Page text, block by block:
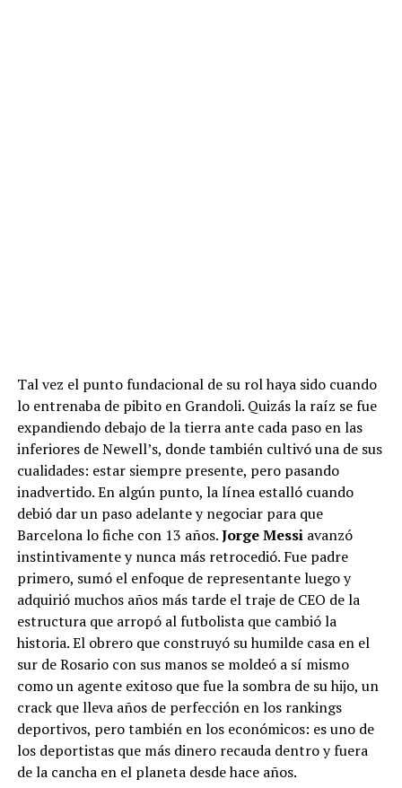
No obstante, a pesar de su juventud, Messi ya había sido
apuntado en varias ocasiones como una gran promesa
del fútbol mundial. «Máximo, máximo, en dos años Leo
ya estará en la Primera de Barcelona dando espectáculo
y será una súper estrella mundial», dijo en agosto de
2003 a El Gráfico Carles Rexach, ex entrenador del
Barcelona, quien impulsó al club a contratar al
argentino de 12 años que había llegado hasta Cataluña
Tal vez el punto fundacional de su rol haya sido cuando
lo entrenaba de pibito en Grandoli. Quizás la raíz se fue
expandiendo debajo de la tierra ante cada paso en las
inferiores de Newell’s, donde también cultivó una de sus
cualidades: estar siempre presente, pero pasando
inadvertido. En algún punto, la línea estalló cuando
debió dar un paso adelante y negociar para que
Barcelona lo fiche con 13 años.Jorge Messiavanzó
instintivamente y nunca más retrocedió. Fue padre
primero, sumó el enfoque de representante luego y
adquirió muchos años más tarde el traje de CEO de la
estructura que arropó al futbolista que cambió la
historia. El obrero que construyó su humilde casa en el
sur de Rosario con sus manos se moldeó a sí mismo
como un agente exitoso que fue la sombra de su hijo, un
crack que lleva años de perfección en los rankings
deportivos, pero también en los económicos: es uno de
los deportistas que más dinero recauda dentro y fuera
de la cancha en el planeta desde hace años.